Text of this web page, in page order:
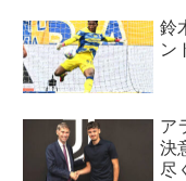
鈴
ン
ア
決
尽